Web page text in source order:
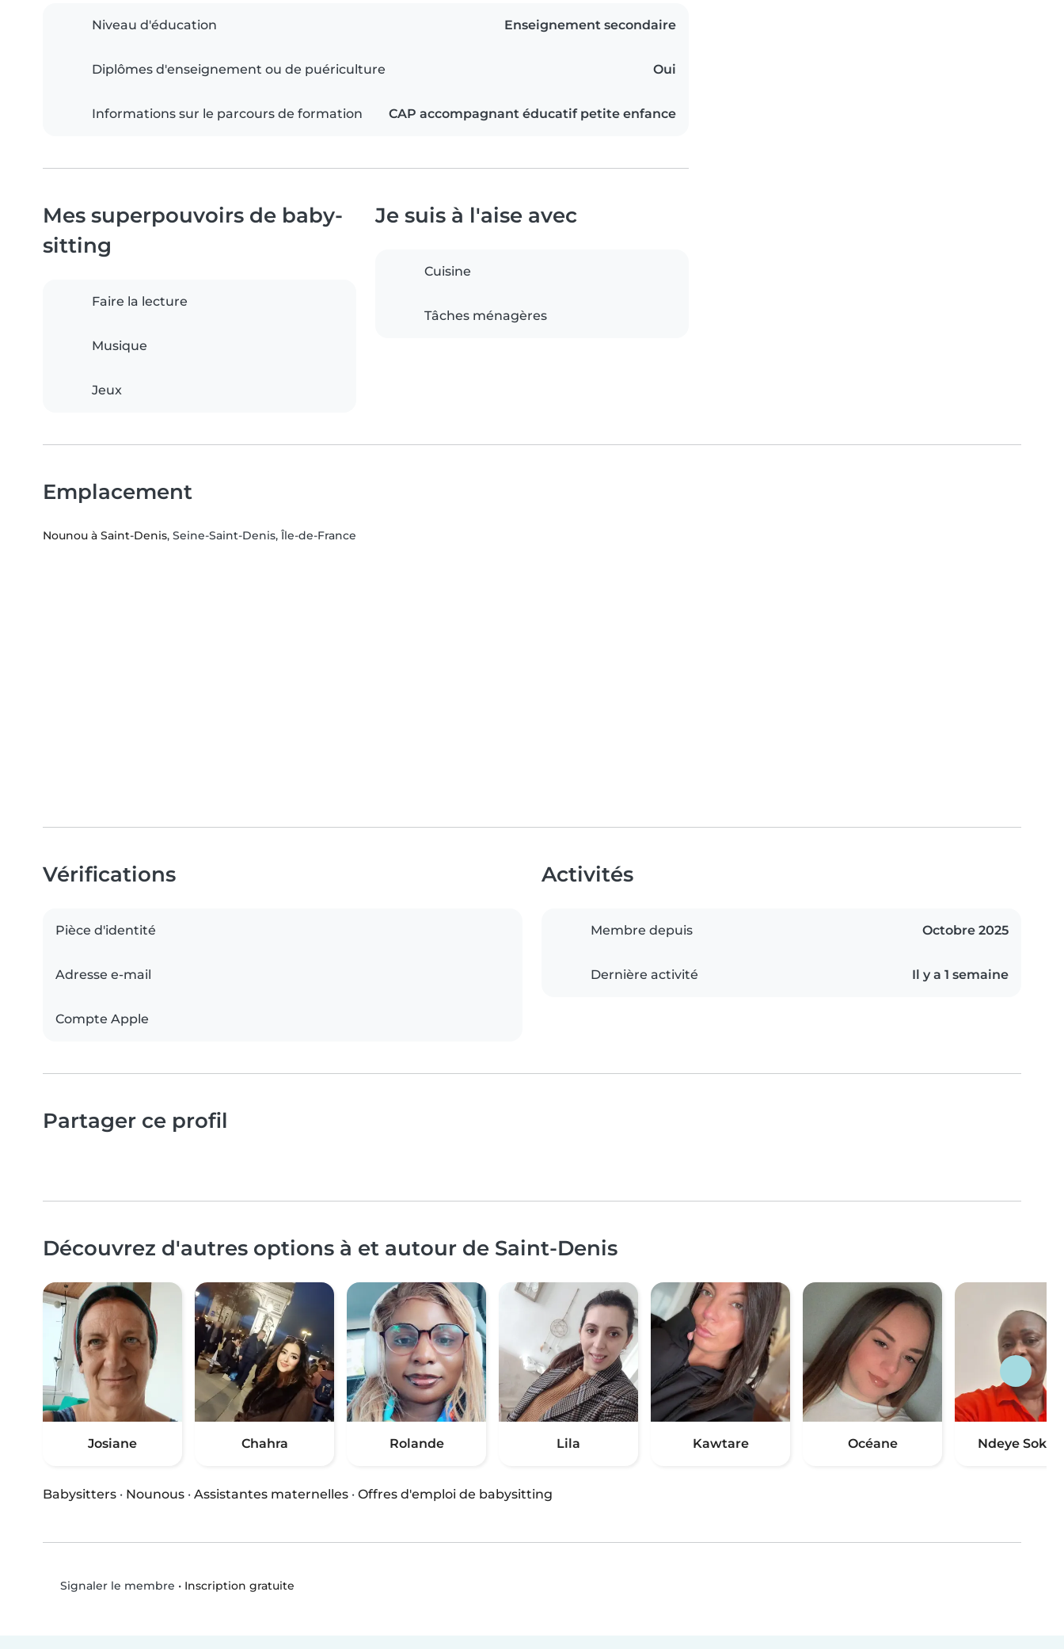
Niveau d'éducation Enseignement secondaire
Diplômes d'enseignement ou de puériculture Oui
Informations sur le parcours de formation CAP accompagnant éducatif petite enfance
Mes superpouvoirs de baby-
sitting
Faire la lecture
Musique
Jeux
Je suis à l'aise avec
Cuisine
Tâches ménagères
Emplacement
Nounou à Saint-Denis, Seine-Saint-Denis, Île-de-France
Vérifications
Pièce d'identité
Adresse e-mail
Compte Apple
Activités
Membre depuis Octobre 2025
Dernière activité Il y a 1 semaine
Partager ce profil
Découvrez d'autres options à et autour de Saint-Denis
Josiane Chahra Rolande Lila Kawtare Océane Ndeye
Babysitters · Nounous · Assistantes maternelles · Offres d'emploi de babysitting
Signaler le membre • Inscription gratuite